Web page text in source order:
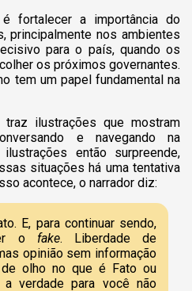
fortalecer a importância do
principalmente nos ambientes
para o país, quando os
os próximos governantes.
tem um papel fundamental na
ilustrações que mostram
e navegando na
então surpreende,
situações há uma tentativa
acontece, o narrador diz:
E, para continuar sendo,
o fake. Liberdade de
opinião sem informação
olho no que é Fato ou
verdade para você não